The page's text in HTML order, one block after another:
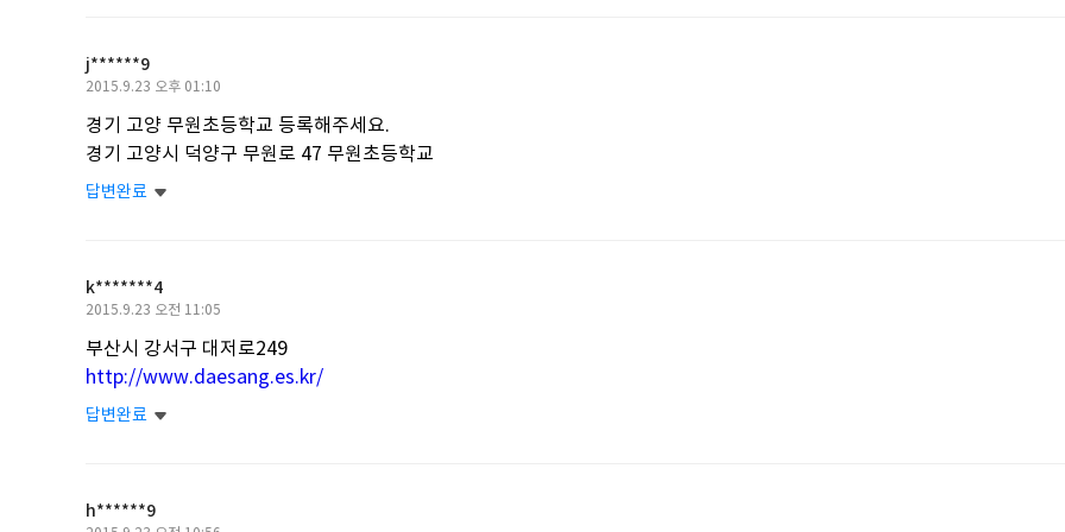
j******9
작
일
2015.9.23 오후 01:10
경기 고양 무원초등학교 등록해주세요.
경기 고양시 덕양구 무원로 47 무원초등학교
답변완료
k*******4
작
일
2015.9.23 오전 11:05
부산시 강서구 대저로249
http://www.daesang.es.kr/
답변완료
h******9